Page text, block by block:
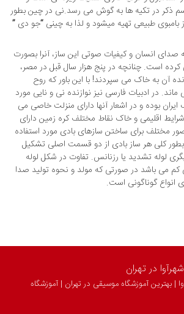
ذکر در تکیه ها به گوش می رسد.نی در چین بطور
طبیعی تهیه میشود و لذا به چینی “جو دی ”
صدای انسان و کیفیات صوتی این ساز، آنرا بصورت
است. چنانچه در پنج هزار سال قبل در مصر،
آن به خاک می سپردند! با این باور که روح
ماند. در ادبیات فارسی نیز نوازنده نی و نایی مورد
بوده و در اشعار آنها دارای منزلت خاصی می
اقلیمی و خاک نقاط مختلف کره زمین دارای
مختلف برای ساختن سازهای بادی مورد استفاده
بطور کلی هر ساز بادی از دو قسمت اصلی تشکیل
لوله تشدید یا رزنانس. تفاوت در شکل لوله
کم می باشد در صورتی که مولد و نحوه تولید صدا
انواع گوناگونی است.
در تهران
| بهترین آموزشگاه موسیقی در تهران | آموزشگاه